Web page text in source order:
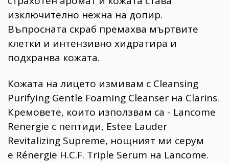
изключително нежна на допир.
Въпросната скраб премахва мъртвите
клетки и интензивно хидратира и
подхранва кожата.
Кожата на лицето измивам с Cleansing
Purifying Gentle Foaming Cleanser на Clarins.
Кремовете, които използвам са - Lancome
Renergie с пептиди, Estee Lauder
Revitalizing Supreme, нощният ми серум
е Rénergie H.C.F. Triple Serum на Lancome.